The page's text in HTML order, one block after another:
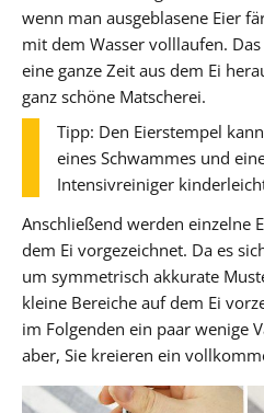
wenn man ausgeblasene Eier
mit dem Wasser volllaufen.
eine ganze Zeit aus dem Ei
ganz schöne Matscherei.
Tipp: Den Eierstempel
eines Schwammes und
Intensivreiniger
Anschließend werden einzelne
dem Ei vorgezeichnet. Da es
um symmetrisch akkurate
kleine Bereiche auf dem Ei
im Folgenden ein paar wenige
aber, Sie kreieren ein